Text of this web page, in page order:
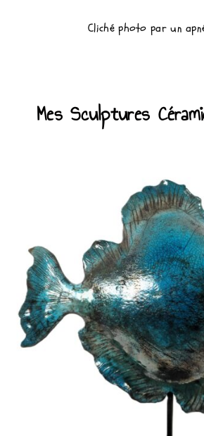
Cliché photo par un
Mes Sculptures